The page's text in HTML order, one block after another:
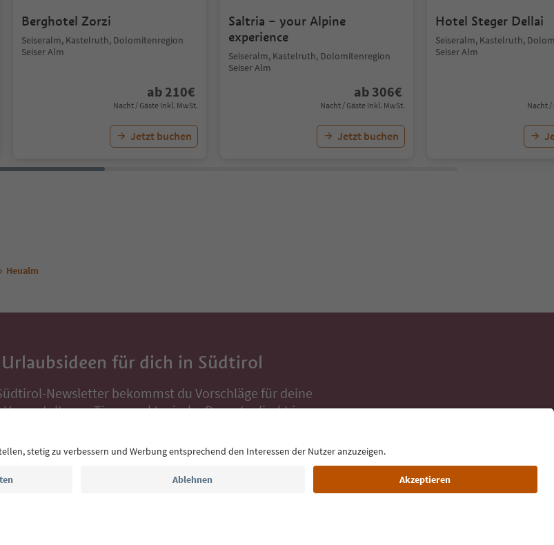
Berghotel Zorzi
Seiseralm, Kastelruth, Dolomitenregion
Seiser Alm
ab 210€
Nacht / Gäste Inkl. MwSt.
Jetzt buchen
Saltria – your Alpine
experience
Seiseralm, Kastelruth, Dolomitenregion
Seiser Alm
ab 306€
Nacht / Gäste Inkl. MwSt.
Jetzt buchen
Hotel Steger Dellai
Seiseralm, Kastelruth,
Seiser Alm
Nacht /
Heualm
Urlaubsideen für dich in Südtirol
Newsletter bekommst du Vorschläge für deine
Veranstaltungs-Tipps und typische Rezepte direkt ins